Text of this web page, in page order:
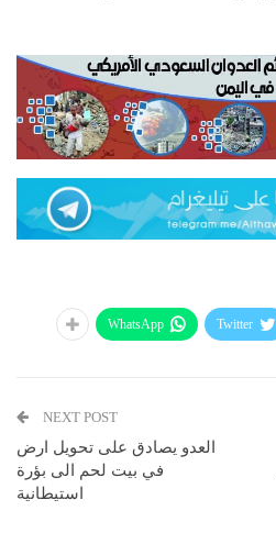
Twitter
WhatsApp
NEXT POST
العدو يصادق على تحويل ارض
في بيت لحم الى بؤرة
استيطانية